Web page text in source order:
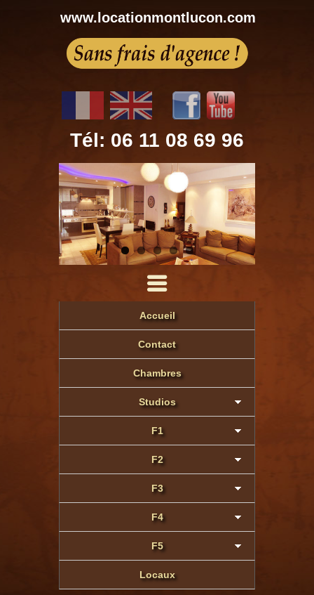
www.locationmontlucon.com
Tél: 06 11 08 69 96
Accueil
Contact
Chambres
Studios
F1
F2
F3
F4
F5
Locaux